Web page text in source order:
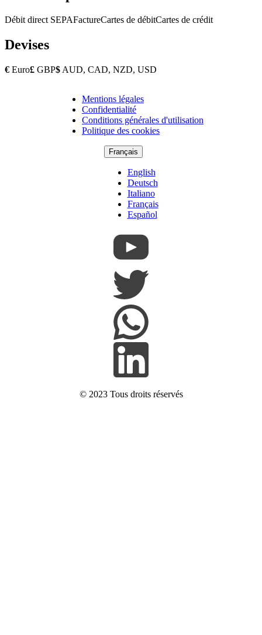
Débit direct SEPAFactureCartes de débitCartes de crédit
Devises
€ Euro£ GBP$ AUD, CAD, NZD, USD
Copyright
Footer
Mentions légales
Confidentialité
Conditions générales d'utilisation
Politique des cookies
Français
English
Deutsch
Italiano
Français
Español
© 2023 Tous droits réservés